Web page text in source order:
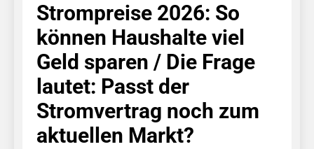
Strompreise 2026: So
können Haushalte viel
Geld sparen / Die Frage
lautet: Passt der
Stromvertrag noch zum
aktuellen Markt?